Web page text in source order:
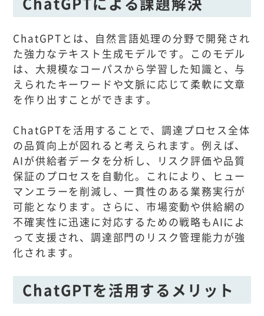
ChatGPTとは、自然言語処理の分野で開発され
た強力なテキスト生成モデルです。このモデル
は、大規模なコーパスから学習した知識と、与
えられたキーワードや文脈に応じて柔軟に文章
を作り出すことができます。
ChatGPTを活用することで、調達プロセス全体
の品質向上が図れると考えられます。例えば、
AIが供給者データを分析し、リスク評価や品質
保証のプロセスを自動化。これにより、ヒュー
マンエラーを削減し、一貫性のある業務実行が
可能となります。さらに、市場変動や供給網の
不確実性に迅速に対応するための戦略もAIによ
って支援され、調達部門のリスク管理能力が強
化されます。
ChatGPTを活用するメリット